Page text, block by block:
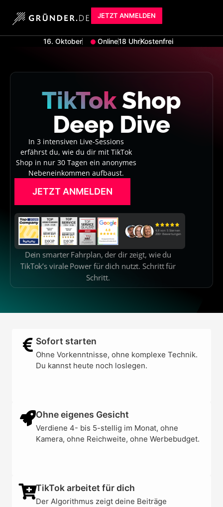
JETZT ANMELDEN
16. Oktober Online18 UhrKostenfrei
TikTok Shop
Deep Dive
In 3 intensiven Live-Sessions
erfährst du, wie du dir mit TikTok
Shop in nur 30 Tagen ein anonymes
Nebeneinkommen aufbaust.
Dein smarter Fahrplan, der dir zeigt, wie du
TikTok’s virale Power für dich nutzt. Schritt für
Schritt.
JETZT ANMELDEN
4,8 von 5 Sternen
200+ Bewertungen
Sofort starten
Ohne Vorkenntnisse, ohne komplexe Technik.
Du kannst heute noch loslegen.
Ohne eigenes Gesicht
Verdiene 4- bis 5-stellig im Monat, ohne
Kamera, ohne Reichweite, ohne Werbebudget.
TikTok arbeitet für dich
Der Algorithmus zeigt deine Beiträge